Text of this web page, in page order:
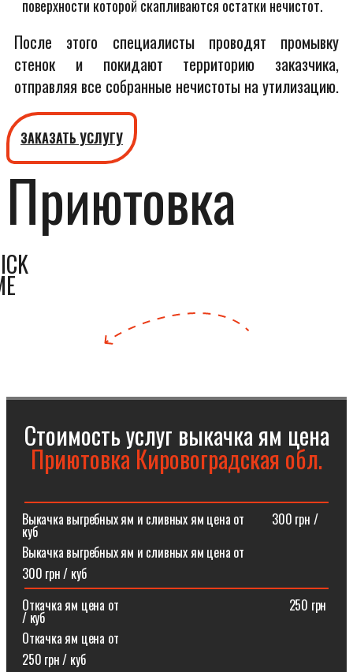
поверхности которой скапливаются остатки нечистот.
После этого специалисты проводят промывку
стенок и покидают территорию заказчика,
отправляя все собранные нечистоты на утилизацию.
ЗАКАЗАТЬ УСЛУГУ
Приютовка
Стоимость услуг выкачка ям цена
Приютовка Кировоградская обл.
Выкачка выгребных ям и сливных ям цена от⠀⠀⠀300 грн /
куб
Выкачка выгребных ям и сливных ям цена от
300 грн / куб
Откачка ям цена от ⠀⠀⠀⠀⠀⠀⠀⠀⠀⠀⠀⠀⠀⠀⠀⠀⠀⠀250 грн
/ куб
Откачка ям цена от
250 грн / куб